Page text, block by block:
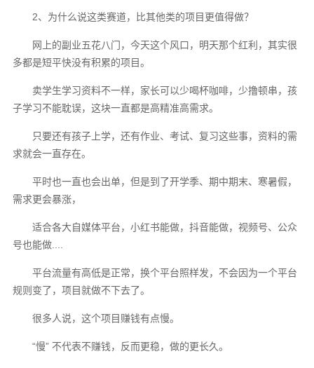
2、为什么说这类赛道，比其他类的项目更值得做？
网上的副业五花八门，今天这个风口，明天那个红利，其实很
多都是短平快没有积累的项目。
卖学生学习资料不一样，家长可以少喝杯咖啡，少撸顿串，孩
子学习不能耽误，这块一直都是高精准高需求。
只要还有孩子上学，还有作业、考试、复习这些事，资料的需
求就会一直存在。
平时也一直也会出单，但是到了开学季、期中期末、寒暑假，
需求更会暴涨，
适合各大自媒体平台，小红书能做，抖音能做，视频号、公众
号也能做....
平台流量有高低是正常，换个平台照样发，不会因为一个平台
规则变了，项目就做不下去了。
很多人说，这个项目赚钱有点慢。
“慢” 不代表不赚钱，反而更稳，做的更长久。